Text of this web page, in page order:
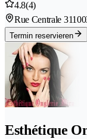
4.8(4)
Rue Centrale 31
Termin reservieren
Esthétique